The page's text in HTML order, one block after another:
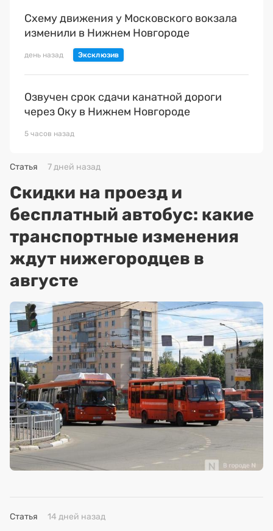
Схему движения у Московского вокзала
изменили в Нижнем Новгороде
день назад
Озвучен срок сдачи канатной дороги
через Оку в Нижнем Новгороде
5 часов назад
Статья 7 дней назад
Скидки на проезд и
бесплатный автобус: какие
транспортные изменения
ждут нижегородцев в
августе
Статья 14 дней назад